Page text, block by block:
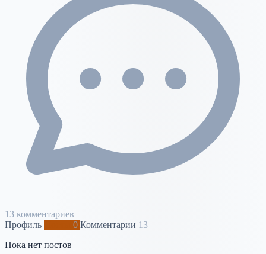
13 комментариев
Профиль
0 Комментарии 13
Пока нет постов